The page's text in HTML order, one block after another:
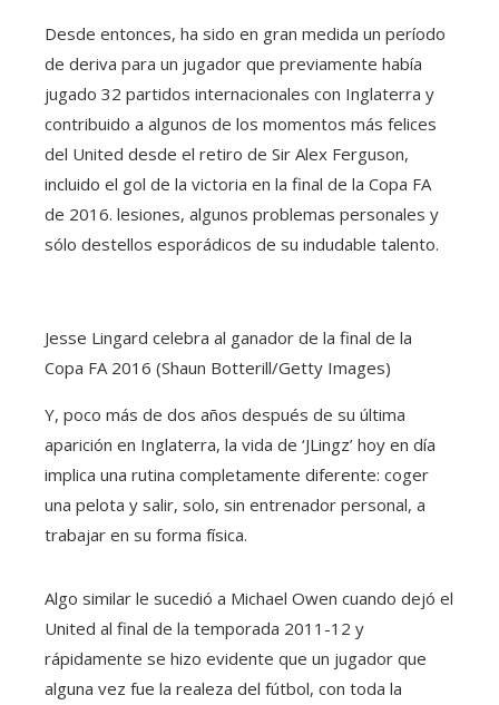
Desde entonces, ha sido en gran medida un período
de deriva para un jugador que previamente había
jugado 32 partidos internacionales con Inglaterra y
contribuido a algunos de los momentos más felices
del United desde el retiro de Sir Alex Ferguson,
incluido el gol de la victoria en la final de la Copa FA
de 2016. lesiones, algunos problemas personales y
sólo destellos esporádicos de su indudable talento.
Jesse Lingard celebra al ganador de la final de la
Copa FA 2016 (Shaun Botterill/Getty Images)
Y, poco más de dos años después de su última
aparición en Inglaterra, la vida de ‘JLingz’ hoy en día
implica una rutina completamente diferente: coger
una pelota y salir, solo, sin entrenador personal, a
trabajar en su forma física.
Algo similar le sucedió a Michael Owen cuando dejó el
United al final de la temporada 2011-12 y
rápidamente se hizo evidente que un jugador que
alguna vez fue la realeza del fútbol, ​​con toda la